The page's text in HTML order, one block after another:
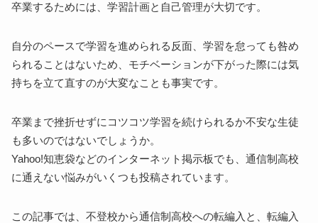
卒業するためには、学習計画と自己管理が大切です。
自分のペースで学習を進められる反面、学習を怠っても咎め
られることはないため、モチベーションが下がった際には気
持ちを立て直すのが大変なことも事実です。
卒業まで挫折せずにコツコツ学習を続けられるか不安な生徒
も多いのではないでしょうか。
Yahoo!知恵袋などのインターネット掲示板でも、通信制高校
に通えない悩みがいくつも投稿されています。
この記事では、不登校から通信制高校への転編入と、転編入